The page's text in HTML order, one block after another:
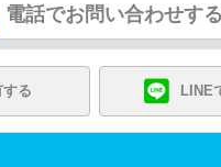
電話でお問い合わせする
する LINE